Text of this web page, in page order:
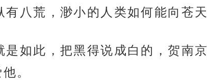
有八荒，渺小的人类如何能向苍
是如此，把黑得说成白的，贺南
。